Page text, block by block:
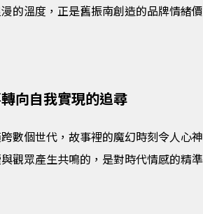
的溫度，正是舊振南創造的品牌情緒價
向自我實現的追尋
數個世代，故事裡的魔幻時刻令人心神
觀眾產生共鳴的，是對時代情感的精準